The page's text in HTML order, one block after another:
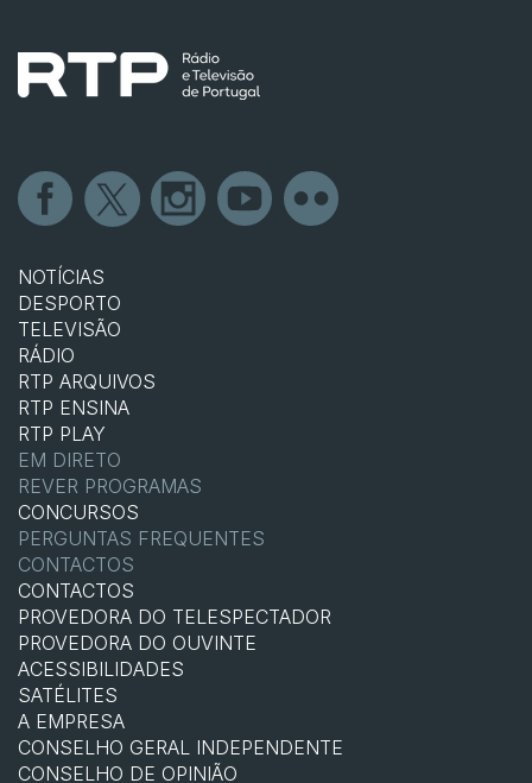
NOTÍCIAS
DESPORTO
TELEVISÃO
RÁDIO
RTP ARQUIVOS
RTP ENSINA
RTP PLAY
EM DIRETO
REVER PROGRAMAS
CONCURSOS
PERGUNTAS FREQUENTES
CONTACTOS
CONTACTOS
PROVEDORA DO TELESPECTADOR
PROVEDORA DO OUVINTE
ACESSIBILIDADES
SATÉLITES
A EMPRESA
CONSELHO GERAL INDEPENDENTE
CONSELHO DE OPINIÃO